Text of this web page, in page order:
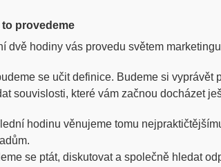
to provedeme
dvě hodiny vás provedu světem
se učit definice. Budeme si vyprávět
souvislosti, které vám začnou docházet
hodinu věnujeme tomu
se ptát, diskutovat a společně hledat